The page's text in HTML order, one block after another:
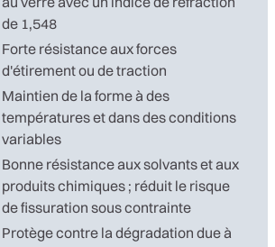
de 1,548
Forte résistance aux forces
d'étirement ou de traction
Maintien de la forme à des
températures et dans des conditions
variables
Bonne résistance aux solvants et aux
produits chimiques ; réduit le risque
de fissuration sous contrainte
Protège contre la dégradation due à